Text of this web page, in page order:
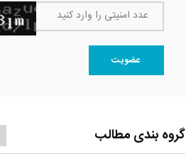
عدد امنیتی را وارد کنید
عضویت
گروه بندی مطالب